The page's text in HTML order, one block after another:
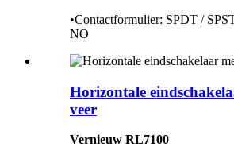
•Contactformulier: SPDT /
NO
Horizontale
veer
Vernieuw RL7100